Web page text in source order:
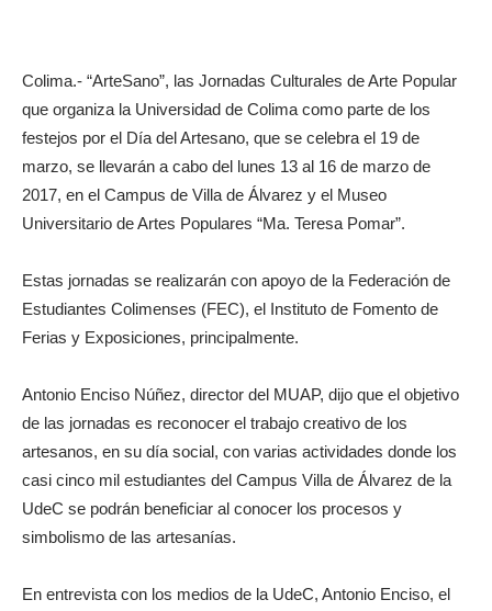
Colima.- “ArteSano”, las Jornadas Culturales de Arte Popular
que organiza la Universidad de Colima como parte de los
festejos por el Día del Artesano, que se celebra el 19 de
marzo, se llevarán a cabo del lunes 13 al 16 de marzo de
2017, en el Campus de Villa de Álvarez y el Museo
Universitario de Artes Populares “Ma. Teresa Pomar”.
Estas jornadas se realizarán con apoyo de la Federación de
Estudiantes Colimenses (FEC), el Instituto de Fomento de
Ferias y Exposiciones, principalmente.
Antonio Enciso Núñez, director del MUAP, dijo que el objetivo
de las jornadas es reconocer el trabajo creativo de los
artesanos, en su día social, con varias actividades donde los
casi cinco mil estudiantes del Campus Villa de Álvarez de la
UdeC se podrán beneficiar al conocer los procesos y
simbolismo de las artesanías.
En entrevista con los medios de la UdeC, Antonio Enciso, el